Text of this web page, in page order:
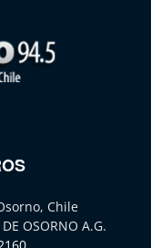
Chile
OSORNO A.G.